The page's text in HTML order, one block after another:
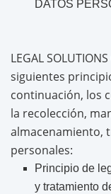
DATOS
LEGAL
siguientes
continuación, los
la recolección,
almacenamiento,
personales:
Principio de
y tratamiento